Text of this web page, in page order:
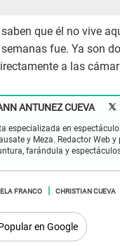
que él no vive
fue. Ya son
a las
ANTUNEZ CUEVA
especializada en
y Meza. Redactor Web
farándula y
FRANCO CHRISTIAN CUEVA
en Google